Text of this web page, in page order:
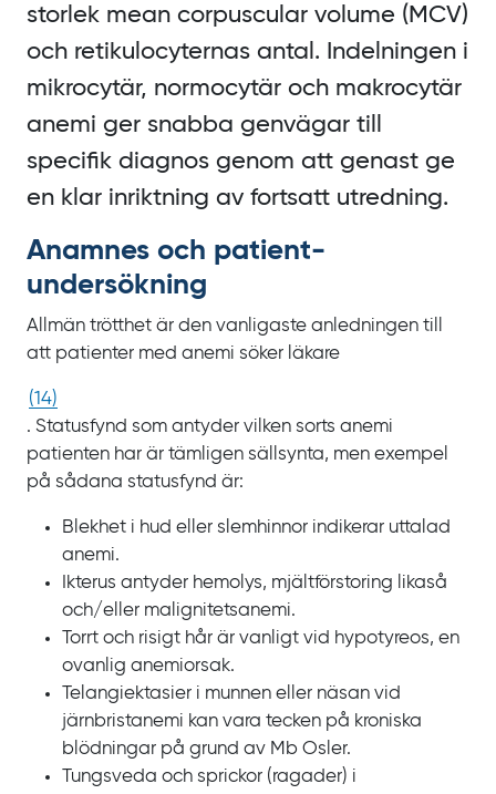
storlek mean corpuscular volume (MCV)
och retikulocyternas antal. Indelningen i
mikrocytär, normocytär och makrocytär
anemi ger snabba genvägar till
specifik diagnos genom att genast ge
en klar inriktning av fortsatt utredning.
Anamnes och patient­
undersökning
Allmän trötthet är den vanligaste anledningen till
att patienter med anemi söker läkare
(14)
. Statusfynd som antyder vilken sorts anemi
patienten har är tämligen sällsynta, men exempel
på sådana statusfynd är:
Blekhet i hud eller slemhinnor indikerar uttalad
anemi.
Ikterus antyder hemolys, mjältförstoring likaså
och/eller malignitetsanemi.
Torrt och risigt hår är vanligt vid hypotyreos, en
ovanlig anemiorsak.
Telangiektasier i munnen eller näsan vid
järnbristanemi kan vara tecken på kroniska
blödningar på grund av Mb Osler.
Tungsveda och sprickor (ragader) i